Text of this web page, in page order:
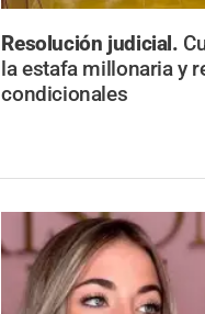
Resolución judicial.
la estafa millonaria y
condicionales